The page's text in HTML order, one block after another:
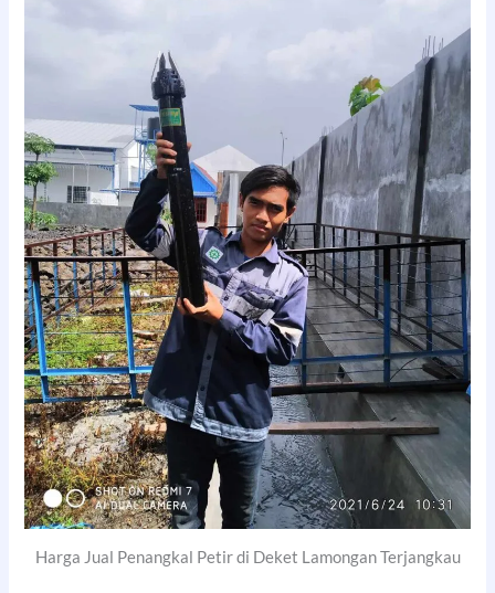
Harga Jual Penangkal Petir di Deket Lamongan Terjangkau